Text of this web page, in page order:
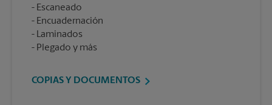
Escaneado
Encuadernación
Laminados
Plegado y más
COPIAS Y DOCUMENTOS